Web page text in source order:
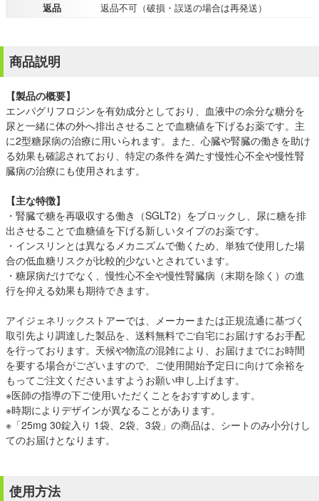
返品
返品不可（破損・誤送の場合は再発送）
商品説明
【製品の概要】
エンパグリフロジンを有効成分としており、血液中の余分な糖分を
尿と一緒に体の外へ排出させることで血糖値を下げるお薬です。主
に2型糖尿病の治療に用いられます。また、心臓や腎臓の働きを助け
る効果も確認されており、特定の条件を満たす慢性心不全や慢性腎
臓病の治療にも使用されます。
【主な特徴】
・腎臓で糖を再吸収する働き（SGLT2）をブロックし、尿に糖を排
出させることで血糖値を下げる新しいタイプのお薬です。
・インスリンとは異なるメカニズムで働くため、単独で使用した場
合の低血糖リスクが比較的少ないとされています。
・糖尿病だけでなく、慢性心不全や慢性腎臓病（末期を除く）の進
行を抑える効果も期待できます。
アイジェネリックストアーでは、メーカーまたは正規流通に基づく
取引先より調達した製品を、送料無料でご自宅にお届けするお手配
を行っております。天候や物流の混雑により、お届けまでにお時間
を要する場合がございますので、ご使用開始予定日に向けて余裕を
もってご注文くださいますようお願い申し上げます。
※医師の指導の下ご使用いただくことをおすすめします。
※時期によりデザインが異なることがあります。
※「25mg 30錠入り 1袋、2袋、3袋」の商品は、シートのみ小分けし
てのお届けとなります。
使用方法